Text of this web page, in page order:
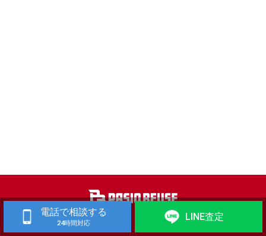
電話で相談する
24時間対応
LINE査定
工作機械 買取 歯科技工機器 買取